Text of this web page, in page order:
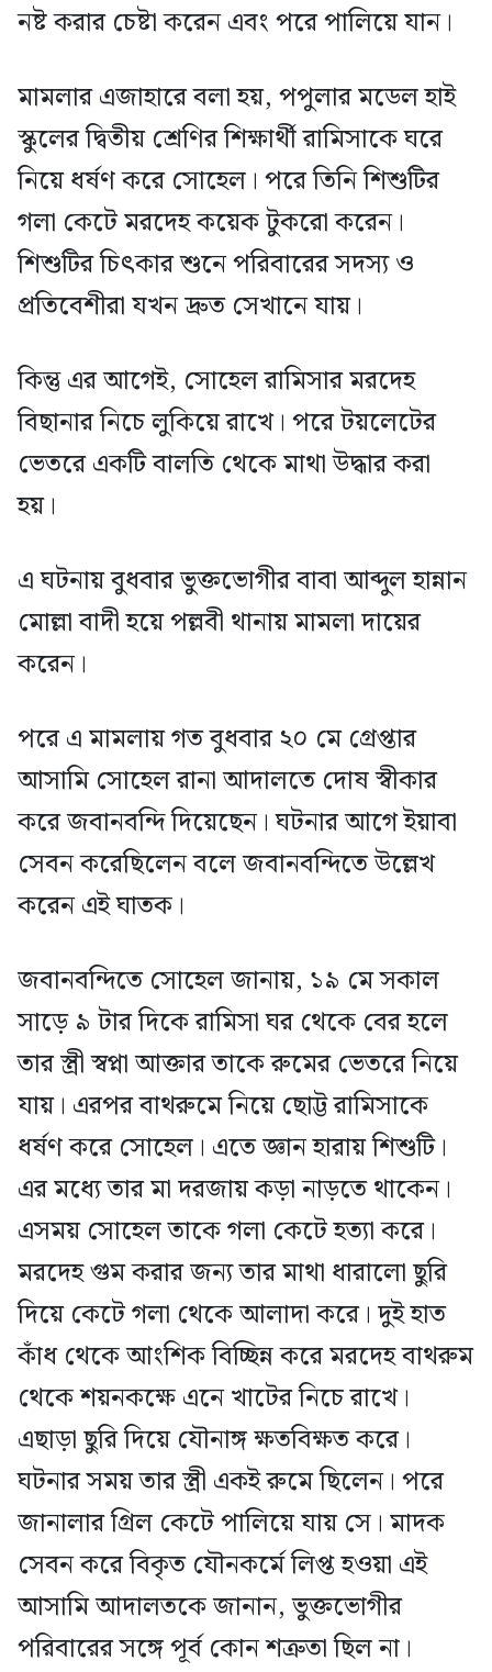
নষ্ট করার চেষ্টা করেন এবং পরে পালিয়ে যান।
মামলার এজাহারে বলা হয়, পপুলার মডেল হাই
স্কুলের দ্বিতীয় শ্রেণির শিক্ষার্থী রামিসাকে ঘরে
নিয়ে ধর্ষণ করে সোহেল। পরে তিনি শিশুটির
গলা কেটে মরদেহ কয়েক টুকরো করেন।
শিশুটির চিৎকার শুনে পরিবারের সদস্য ও
প্রতিবেশীরা যখন দ্রুত সেখানে যায়।
কিন্তু এর আগেই, সোহেল রামিসার মরদেহ
বিছানার নিচে লুকিয়ে রাখে। পরে টয়লেটের
ভেতরে একটি বালতি থেকে মাথা উদ্ধার করা
হয়।
এ ঘটনায় বুধবার ভুক্তভোগীর বাবা আব্দুল হান্নান
মোল্লা বাদী হয়ে পল্লবী থানায় মামলা দায়ের
করেন।
পরে এ মামলায় গত বুধবার ২০ মে গ্রেপ্তার
আসামি সোহেল রানা আদালতে দোষ স্বীকার
করে জবানবন্দি দিয়েছেন। ঘটনার আগে ইয়াবা
সেবন করেছিলেন বলে জবানবন্দিতে উল্লেখ
করেন এই ঘাতক।
জবানবন্দিতে সোহেল জানায়, ১৯ মে সকাল
সাড়ে ৯ টার দিকে রামিসা ঘর থেকে বের হলে
তার স্ত্রী স্বপ্না আক্তার তাকে রুমের ভেতরে নিয়ে
যায়। এরপর বাথরুমে নিয়ে ছোট্ট রামিসাকে
ধর্ষণ করে সোহেল। এতে জ্ঞান হারায় শিশুটি।
এর মধ্যে তার মা দরজায় কড়া নাড়তে থাকেন।
এসময় সোহেল তাকে গলা কেটে হত্যা করে।
মরদেহ গুম করার জন্য তার মাথা ধারালো ছুরি
দিয়ে কেটে গলা থেকে আলাদা করে। দুই হাত
কাঁধ থেকে আংশিক বিচ্ছিন্ন করে মরদেহ বাথরুম
থেকে শয়নকক্ষে এনে খাটের নিচে রাখে।
এছাড়া ছুরি দিয়ে যৌনাঙ্গ ক্ষতবিক্ষত করে।
ঘটনার সময় তার স্ত্রী একই রুমে ছিলেন। পরে
জানালার গ্রিল কেটে পালিয়ে যায় সে। মাদক
সেবন করে বিকৃত যৌনকর্মে লিপ্ত হওয়া এই
আসামি আদালতকে জানান, ভুক্তভোগীর
পরিবারের সঙ্গে পূর্ব কোন শত্রুতা ছিল না।